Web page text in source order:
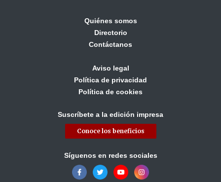
Quiénes somos
Directorio
Contáctanos
Aviso legal
Política de privacidad
Política de cookies
Suscríbete a la edición impresa
Conoce los beneficios
Síguenos en redes sociales